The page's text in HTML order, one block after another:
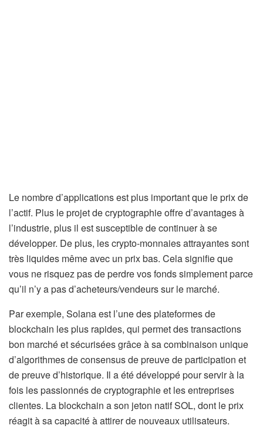
Le nombre d’applications est plus important que le prix de
l’actif. Plus le projet de cryptographie offre d’avantages à
l’industrie, plus il est susceptible de continuer à se
développer. De plus, les crypto-monnaies attrayantes sont
très liquides même avec un prix bas. Cela signifie que
vous ne risquez pas de perdre vos fonds simplement parce
qu’il n’y a pas d’acheteurs/vendeurs sur le marché.
Par exemple, Solana est l’une des plateformes de
blockchain les plus rapides, qui permet des transactions
bon marché et sécurisées grâce à sa combinaison unique
d’algorithmes de consensus de preuve de participation et
de preuve d’historique. Il a été développé pour servir à la
fois les passionnés de cryptographie et les entreprises
clientes. La blockchain a son jeton natif SOL, dont le prix
réagit à sa capacité à attirer de nouveaux utilisateurs.